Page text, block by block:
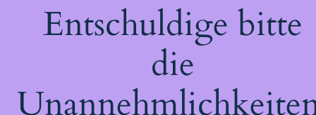
Entschuldige bitte
die